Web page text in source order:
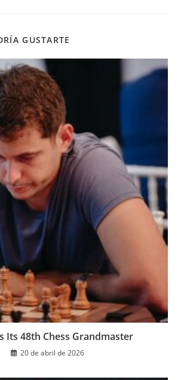
GUSTARTE
Its 48th Chess Grandmaster
20 de abril de 2026